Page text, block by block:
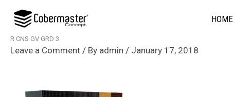
content
HOME
R CNS GV GRD 3
Leave a Comment / By admin / January 17, 2018